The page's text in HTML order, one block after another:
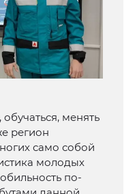
менять
регион
само собой
молодых
по-